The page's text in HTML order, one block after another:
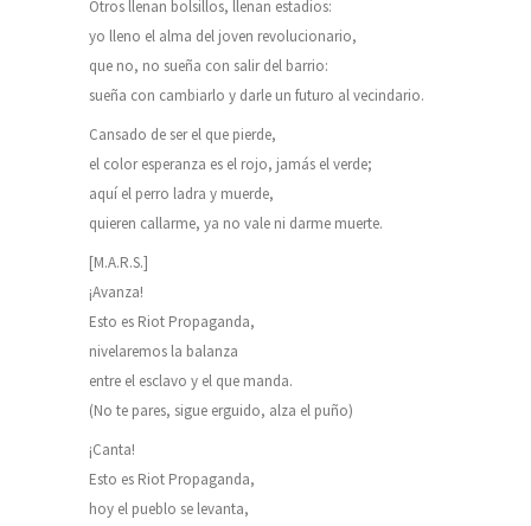
Otros llenan bolsillos, llenan estadios:
yo lleno el alma del joven revolucionario,
que no, no sueña con salir del barrio:
sueña con cambiarlo y darle un futuro al vecindario.
Cansado de ser el que pierde,
el color esperanza es el rojo, jamás el verde;
aquí el perro ladra y muerde,
quieren callarme, ya no vale ni darme muerte.
[M.A.R.S.]
¡Avanza!
Esto es Riot Propaganda,
nivelaremos la balanza
entre el esclavo y el que manda.
(No te pares, sigue erguido, alza el puño)
¡Canta!
Esto es Riot Propaganda,
hoy el pueblo se levanta,